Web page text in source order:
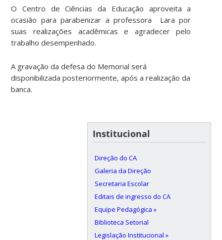
O Centro de Ciências da Educação aproveita a
ocasião para parabenizar a professora Lara por
suas realizações acadêmicas e agradecer pelo
trabalho desempenhado.
A gravação da defesa do Memorial será
disponibilizada posteriormente, após a realização da
banca.
Institucional
Direção do CA
Galeria da Direção
Secretaria Escolar
Editais de ingresso do CA
Equipe Pedagógica »
Biblioteca Setorial
Legislação Institucional »